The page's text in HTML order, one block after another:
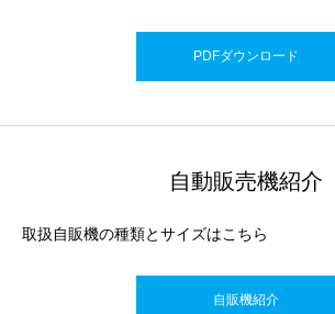
PDFダウンロード
自動販売機紹介
取扱自販機の種類とサイズはこちら
自販機紹介